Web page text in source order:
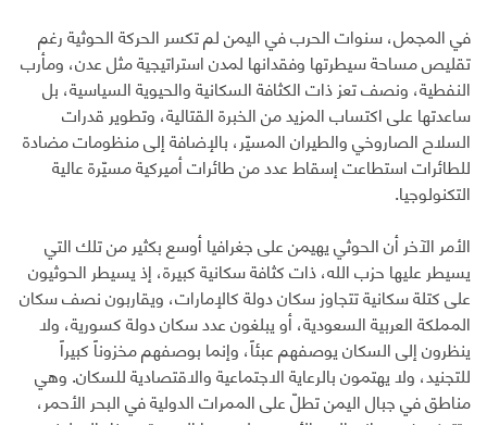
في المجمل، سنوات الحرب في اليمن لم تكسر الحركة الحوثية رغم
تقليص مساحة سيطرتها وفقدانها لمدن استراتيجية مثل عدن، ومأرب
النفطية، ونصف تعز ذات الكثافة السكانية والحيوية السياسية، بل
ساعدتها على اكتساب المزيد من الخبرة القتالية، وتطوير قدرات
السلاح الصاروخي والطيران المسيّر، بالإضافة إلى منظومات مضادة
للطائرات استطاعت إسقاط عدد من طائرات أميركية مسيّرة عالية
التكنولوجيا.
الأمر الآخر أن الحوثي يهيمن على جغرافيا أوسع بكثير من تلك التي
يسيطر عليها حزب الله، ذات كثافة سكانية كبيرة، إذ يسيطر الحوثيون
على كتلة سكانية تتجاوز سكان دولة كالإمارات، ويقاربون نصف سكان
المملكة العربية السعودية، أو يبلغون عدد سكان دولة كسورية، ولا
ينظرون إلى السكان يوصفهم عبئاً، وإنما بوصفهم مخزوناً كبيراً
للتجنيد، ولا يهتمون بالرعاية الاجتماعية والاقتصادية للسكان. وهي
مناطق في جبال اليمن تطلّ على الممرات الدولية في البحر الأحمر،